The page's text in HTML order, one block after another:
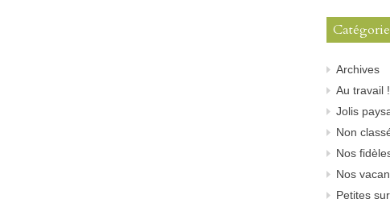
Archives
Au travail !
Jolis
Non
Nos
Nos
Petites